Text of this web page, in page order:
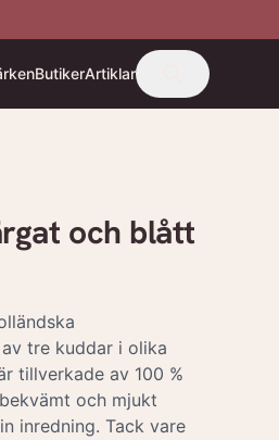
ButikerArtiklar
och blått
tre kuddar i olika
tillverkade av 100 %
och mjukt
inredning. Tack vare